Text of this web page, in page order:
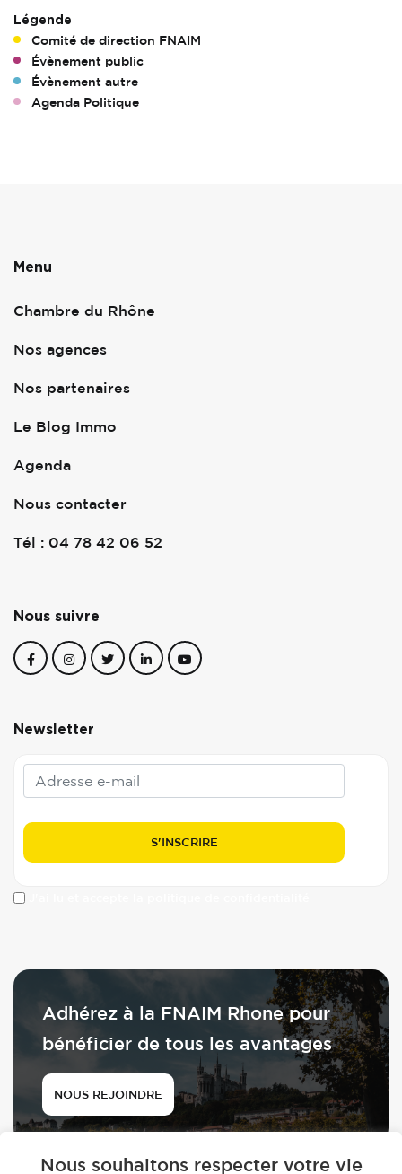
Légende
Comité de direction FNAIM
Évènement public
Évènement autre
Agenda Politique
Menu
Chambre du Rhône
Nos agences
Nos partenaires
Le Blog Immo
Agenda
Nous contacter
Tél : 04 78 42 06 52
Nous suivre
Newsletter
Adhérez à la FNAIM Rhone pour
bénéficier de tous les avantages
NOUS REJOINDRE
Nous souhaitons respecter votre vie